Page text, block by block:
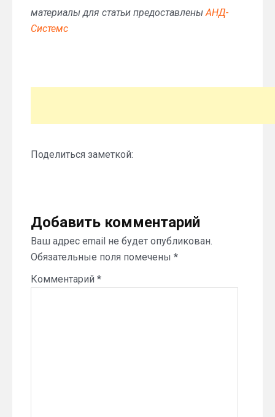
материалы для статьи предоставленыАНД-
Системс
Поделиться заметкой:
Добавить комментарий
Ваш адрес email не будет опубликован.
Обязательные поля помечены *
Комментарий *